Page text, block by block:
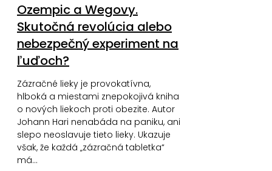
Ozempic a Wegovy.
Skutočná revolúcia alebo
nebezpečný experiment na
ľuďoch?
Zázračné lieky je provokatívna,
hlboká a miestami znepokojivá kniha
o nových liekoch proti obezite. Autor
Johann Hari nenabáda na paniku, ani
slepo neoslavuje tieto lieky. Ukazuje
však, že každá „zázračná tabletka“
má…